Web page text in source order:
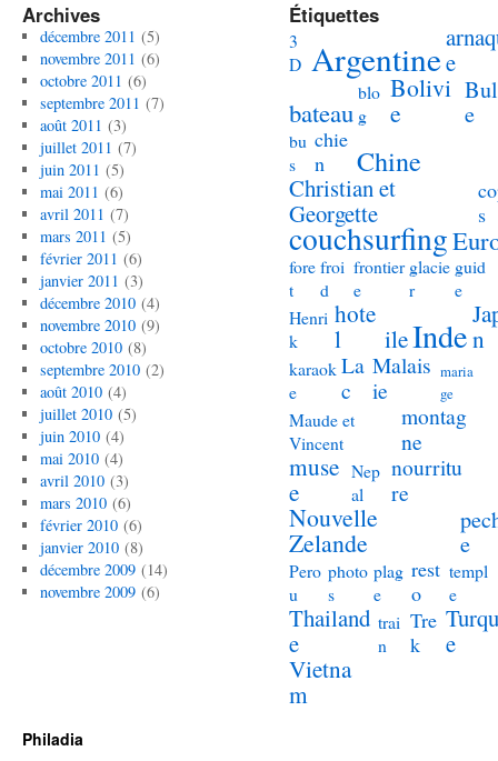
Archives
décembre 2011 (5)
novembre 2011 (6)
octobre 2011 (6)
septembre 2011 (7)
août 2011 (3)
juillet 2011 (7)
juin 2011 (5)
mai 2011 (6)
avril 2011 (7)
mars 2011 (5)
février 2011 (6)
janvier 2011 (3)
décembre 2010(4)
novembre 2010(9)
octobre 2010(8)
septembre 2010(2)
août 2010(4)
juillet 2010(5)
juin 2010(4)
mai 2010(4)
avril 2010(3)
mars 2010(6)
février 2010(6)
janvier 2010(8)
décembre 2009(14)
novembre 2009(6)
Étiquettes
3
D Argentinee
bateau
blo
g
Bolivi
e
e
bu
s
chie
n
Chine
Christian et
Georgette
s
couchsurfing
fore
t
froi
d
frontier
e
glacie
r
guid
e
Henri
k
hote
l
ileInden
karaok
e
La
c
Malais
ie
maria
ge
Maude et
Vincent
montag
ne
muse
e
Nep
al
nourritu
re
Nouvelle
Zelande
e
Pero
u
photo
s
plag
e
rest
o
templ
e
Thailand
e
trai
n
Tre
k
e
Vietna
m
Philadia